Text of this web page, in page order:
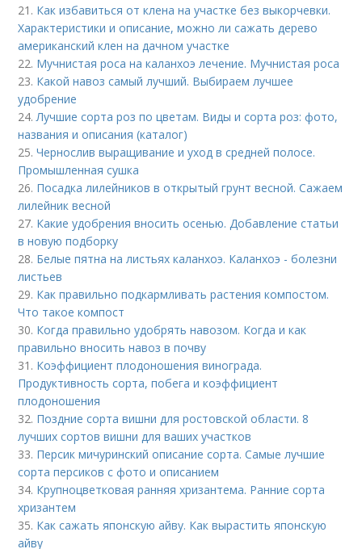
21. Как избавиться от клена на участке без выкорчевки.
Характеристики и описание, можно ли сажать дерево
американский клен на дачном участке
22. Мучнистая роса на каланхоэ лечение. Мучнистая роса
23. Какой навоз самый лучший. Выбираем лучшее
удобрение
24.Лучшие сорта роз по цветам. Виды и сорта роз: фото,
названия и описания (каталог)
25.Чернослив выращивание и уход в средней полосе.
Промышленная сушка
26. Посадка лилейников в открытый грунт весной. Сажаем
лилейник весной
27. Какие удобрения вносить осенью. Добавление статьи
в новую подборку
28. Белые пятна на листьях каланхоэ. Каланхоэ - болезни
листьев
29. Как правильно подкармливать растения компостом.
Что такое компост
30. Когда правильно удобрять навозом. Когда и как
правильно вносить навоз в почву
31. Коэффициент плодоношения винограда.
Продуктивность сорта, побега и коэффициент
плодоношения
32. Поздние сорта вишни для ростовской области. 8
лучших сортов вишни для ваших участков
33. Персик мичуринский описание сорта. Самые лучшие
сорта персиков с фото и описанием
34. Крупноцветковая ранняя хризантема. Ранние сорта
хризантем
35. Как сажать японскую айву. Как вырастить японскую
айву